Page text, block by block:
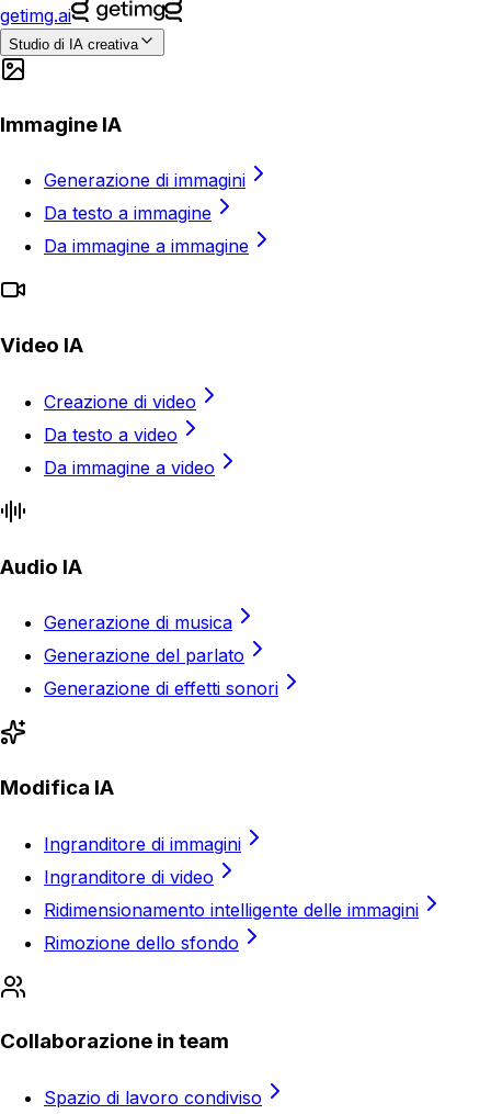
getimg.ai
Studio di IA creativa
Immagine IA
Generazione di immagini
Da testo a immagine
Da immagine a immagine
Video IA
Creazione di video
Da testo a video
Da immagine a video
Audio IA
Generazione di musica
Generazione del parlato
Generazione di effetti sonori
Modifica IA
Ingranditore di immagini
Ingranditore di video
Ridimensionamento intelligente delle immagini
Rimozione dello sfondo
Collaborazione in team
Spazio di lavoro condiviso